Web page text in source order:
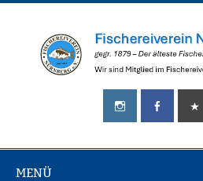
Zum
Fischereiverein
MENÜ